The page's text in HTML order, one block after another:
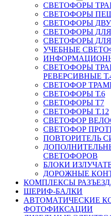
СВЕТОФОРЫ
СВЕТОФОРЫ
СВЕТОФОРЫ
СВЕТОФОРЫ
СВЕТОФОРЫ
УЧЕБНЫЕ
СВЕТОФОРЫ
РЕВЕРСИВНЫЕ
СВЕТОФОР
СВЕТОФОРЫ Т.6
СВЕТОФОРЫ Т7
СВЕТОФОРЫ Т.12
СВЕТОФОР
СВЕТОФОР
ПОВТОРИТЕЛЬ
СВЕТОФОРОВ
БЛОКИ
ДОРОЖНЫЕ
КОМПЛЕКСЫ
ШЕРИФ-БАЛКИ
АВТОМАТИЧЕСКИЕ
ФОТОФИКСАЦИИ